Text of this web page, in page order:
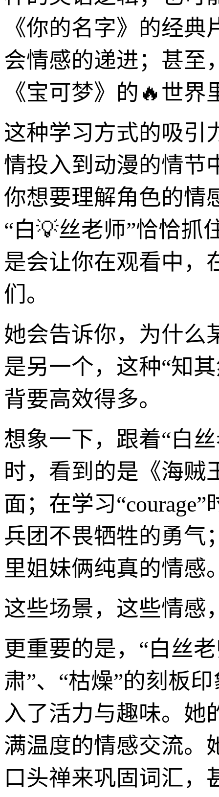
《你的名字》的经
会情感的递进；甚至
《宝可梦》的🔥世
这种学习方式的吸引
情投入到动漫的情节
你想要理解角色的情
“白💡丝老师”恰恰抓
是会让你在观看中，
们。
她会告诉你，为什么
是另一个，这种“知
背要高效得多。
想象一下，跟着“白
时，看到的是《海贼
面；在学习
兵团不畏牺牲的勇气
里姐妹俩纯真的情感
这些场景，这些情感
更重要的是，“白丝
肃”、“枯燥”的刻板
入了活力与趣味。她
满温度的情感交流。
口头禅来巩固词汇，